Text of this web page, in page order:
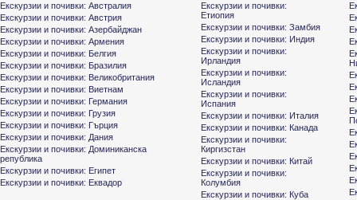
Екскурзии и почивки: Австралия
Екскурзии и почивки: Австрия
Екскурзии и почивки: Азербайджан
Екскурзии и почивки: Армения
Екскурзии и почивки: Белгия
Екскурзии и почивки: Бразилия
Екскурзии и почивки: Великобритания
Екскурзии и почивки: Виетнам
Екскурзии и почивки: Германия
Екскурзии и почивки: Грузия
Екскурзии и почивки: Гърция
Екскурзии и почивки: Дания
Екскурзии и почивки: Доминиканска
република
Екскурзии и почивки: Египет
Екскурзии и почивки: Еквадор
Екскурзии и почивки:
Етиопия
Екскурзии и почивки: Замбия
Екскурзии и почивки: Индия
Екскурзии и почивки:
Ирландия
Екскурзии и почивки:
Исландия
Екскурзии и почивки:
Испания
Екскурзии и почивки: Италия
Екскурзии и почивки: Канада
Екскурзии и почивки:
Киргизстан
Екскурзии и почивки: Китай
Екскурзии и почивки:
Колумбия
Екскурзии и почивки: Куба